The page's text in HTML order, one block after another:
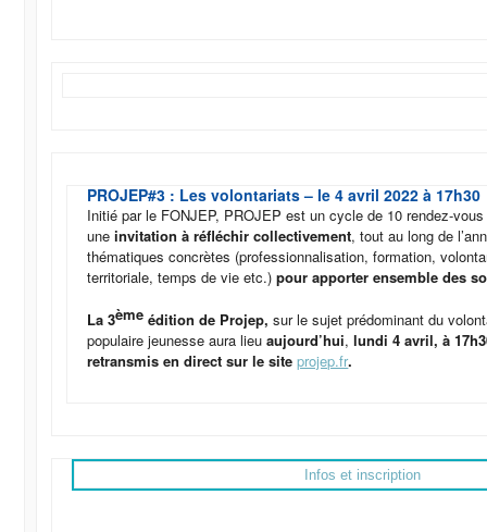
PROJEP#3 : Les volontariats – le 4 avril 2022 à 17h30
Initié par le FONJEP, PROJEP est un cycle de 10 rendez-
uneinvitation à réfléchir collectivement, tout au long de
thématiques concrètes (professionnalisation, formation,
territoriale, temps de vie etc.)pour apporter ensemble des
La 3ème édition de Projep, sur le sujet prédominant du
populaire jeunesse aura lieuaujourd’hui,lundi 4 avril, à
retransmis en direct sur le siteprojep.fr.
Infos et inscription